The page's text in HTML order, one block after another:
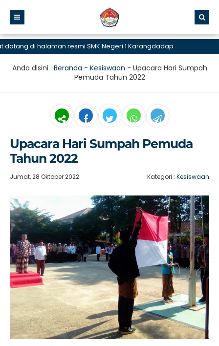
di halaman resmi SMK Negeri 1 Karangdadap
Anda disini : Beranda - Kesiswaan - Upacara Hari Sumpah
Pemuda Tahun 2022
Upacara Hari Sumpah Pemuda
Tahun 2022
Jumat, 28 Oktober 2022 Kategori : Kesiswaan